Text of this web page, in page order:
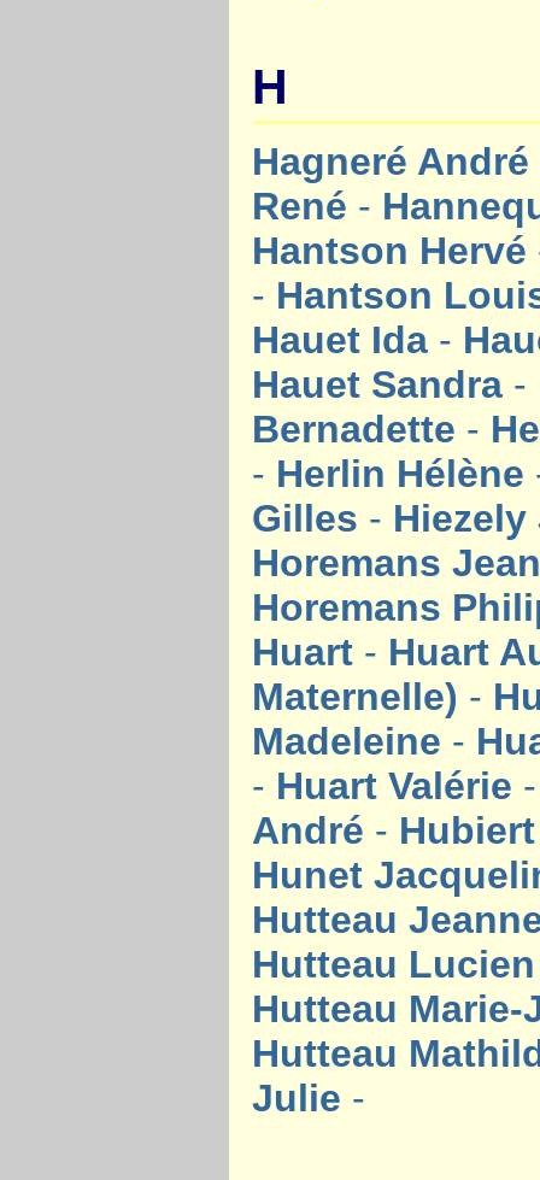
H
Hagneré André
René -
Hantson Hervé
- Hantson
Hauet Ida -
Hauet Sandra -
Bernadette -
- Herlin Hélène
Gilles -
Horemans
Horemans
Huart - Huart
Maternelle) -
Madeleine -
- Huart Valérie
André -
Hunet
Hutteau
Hutteau
Hutteau
Hutteau
Julie -